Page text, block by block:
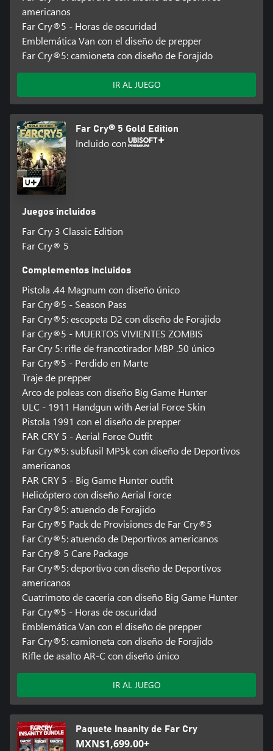
americanos
Far Cry®5 - Horas de oscuridad
Emblemática Van con el diseño de prepper
Far Cry®5: camioneta con diseño de Forajido
IR AL JUEGO
Far Cry® 5 Gold Edition
Incluido con
Juegos incluidos
Far Cry 3 Classic Edition
Far Cry® 5
Complementos incluidos
Pistola .44 Magnum con diseño único
Far Cry®5 - Season Pass
Far Cry®5: escopeta D2 con diseño de Forajido
Far Cry®5 - MUERTOS VIVIENTES ZOMBIS
Far Cry 5: rifle de francotirador MBP .50 único
Far Cry®5 - Perdido en Marte
Traje de prepper
Arco de poleas con diseño Big Game Hunter
ULC - 1911 Handgun with Aerial Force Skin
Pistola 1991 con el diseño de prepper
FAR CRY 5 - Aerial Force Outfit
Far Cry®5: subfusil MP5k con diseño de Deportivos
americanos
FAR CRY 5 - Big Game Hunter outfit
Helicóptero con diseño Aerial Force
Far Cry®5: atuendo de Forajido
Far Cry®5 Pack de Provisiones de Far Cry®5
Far Cry®5: atuendo de Deportivos americanos
Far Cry® 5 Care Package
Far Cry®5: deportivo con diseño de Deportivos
americanos
Cuatrimoto de cacería con diseño Big Game Hunter
Far Cry®5 - Horas de oscuridad
Emblemática Van con el diseño de prepper
Far Cry®5: camioneta con diseño de Forajido
Rifle de asalto AR-C con diseño único
IR AL JUEGO
Paquete Insanity de Far Cry
MXN$1,699.00+